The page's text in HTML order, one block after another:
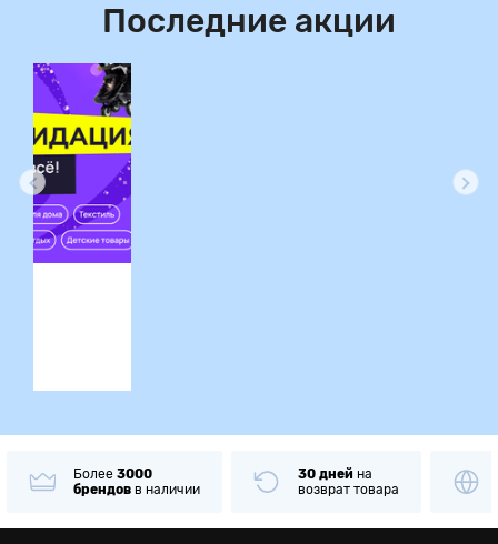
Последние акции
Более 3000
брендов в наличии
30 дней на
возврат товара